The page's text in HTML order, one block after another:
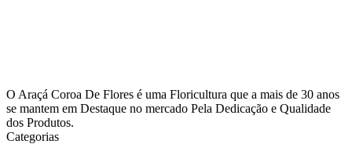
O Araçá Coroa De Flores é uma Floricultura que a mais de 30 anos
se mantem em Destaque no mercado Pela Dedicação e Qualidade
dos Produtos.
Categorias